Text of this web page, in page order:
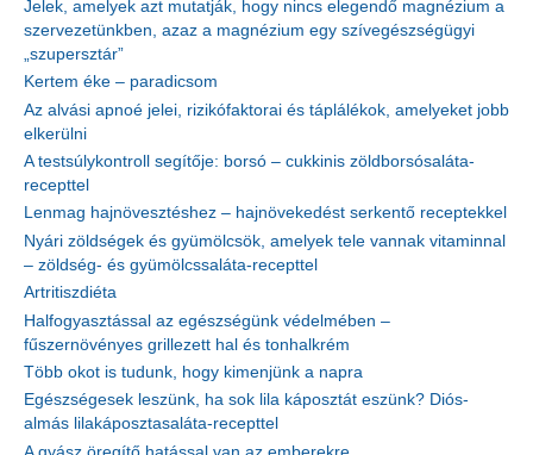
Jelek, amelyek azt mutatják, hogy nincs elegendő magnézium a
szervezetünkben, azaz a magnézium egy szívegészségügyi
„szupersztár”
Kertem éke – paradicsom
Az alvási apnoé jelei, rizikófaktorai és táplálékok, amelyeket jobb
elkerülni
A testsúlykontroll segítője: borsó – cukkinis zöldborsósaláta-
recepttel
Lenmag hajnövesztéshez – hajnövekedést serkentő receptekkel
Nyári zöldségek és gyümölcsök, amelyek tele vannak vitaminnal
– zöldség- és gyümölcssaláta-recepttel
Artritiszdiéta
Halfogyasztással az egészségünk védelmében –
fűszernövényes grillezett hal és tonhalkrém
Több okot is tudunk, hogy kimenjünk a napra
Egészségesek leszünk, ha sok lila káposztát eszünk? Diós-
almás lilakáposztasaláta-recepttel